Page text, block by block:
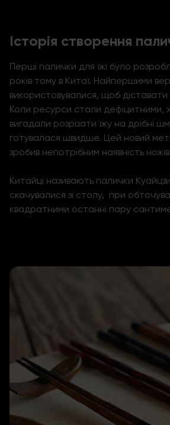
Історія створення
Перші палички для їжі було
років тому в Китаї. Найпершими
використовувалися, щоб діставати
Коли ресурси стали дефіцитними,
вигадали розрізати їжу на дрібні
готувалася швидше. Цей новий
зробив непотрібним наявність
Китайці називають палички
скачувалися зі столу, при
квадратними останні пару